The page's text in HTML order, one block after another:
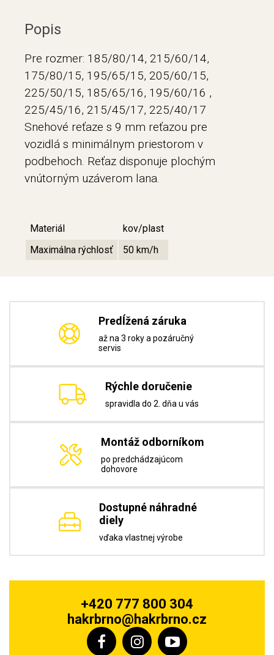
Popis
Pre rozmer: 185/80/14, 215/60/14,
175/80/15, 195/65/15, 205/60/15,
225/50/15, 185/65/16, 195/60/16 ,
225/45/16, 215/45/17, 225/40/17
Snehové reťaze s 9 mm reťazou pre
vozidlá s minimálnym priestorom v
podbehoch. Reťaz disponuje plochým
vnútorným uzáverom lana.
Materiál
kov/plast
Maximálna rýchlosť
50 km/h
Predĺžená záruka
až na 3 roky a pozáručný
servis
Rýchle doručenie
spravidla do 2. dňa u vás
Montáž odborníkom
po predchádzajúcom
dohovore
Dostupné náhradné
diely
vďaka vlastnej výrobe
+420 777 800 304
hakrbrno@hakrbrno.cz